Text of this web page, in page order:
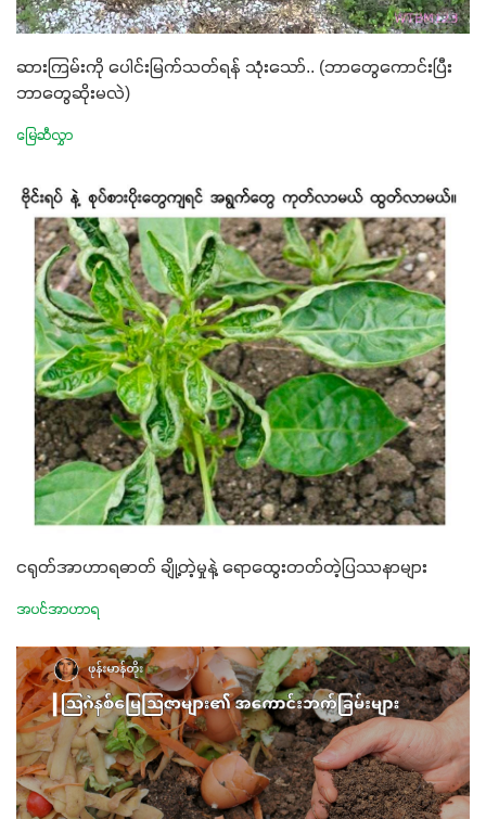
ဆားကြမ်းကို ပေါင်းမြက်သတ်ရန် သုံးသော်.. (ဘာတွေကောင်းပြီး
ဘာတွေဆိုးမလဲ)
မြေဆီလွှာ
ငရုတ်အာဟာရဓာတ် ချို့တဲ့မှုနဲ့ ရောထွေးတတ်တဲ့ပြဿနာများ
အပင်အာဟာရ